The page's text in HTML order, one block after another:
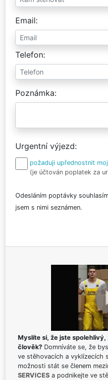
Email
Telefon
Poznámka
Urgentní výjezd
požaduji upřednostnit
(je účtován poplatek za
Odesláním poptávky
jsem s nimi seznámen.
Myslíte si, že jste
člověk? Domníváte se, že
ve stěhovacích a vyklízecích
možnosti stát se členem
SERVICES a podnikejte ve